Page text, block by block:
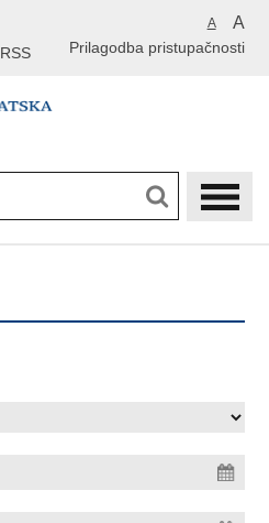
A A
Prilagodba pristupačnosti
RSS